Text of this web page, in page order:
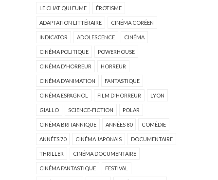
LE CHAT QUI FUME ÉROTISME
ADAPTATION LITTÉRAIRE CINÉMA CORÉEN
INDICATOR ADOLESCENCE CINÉMA
CINÉMA POLITIQUE POWERHOUSE
CINÉMA D'HORREUR HORREUR
CINÉMA D'ANIMATION FANTASTIQUE
CINÉMA ESPAGNOL FILM D'HORREUR LYON
GIALLO SCIENCE-FICTION POLAR
CINÉMA BRITANNIQUE ANNÉES 80 COMÉDIE
ANNÉES 70 CINÉMA JAPONAIS DOCUMENTAIRE
THRILLER CINÉMA DOCUMENTAIRE
CINÉMA FANTASTIQUE FESTIVAL